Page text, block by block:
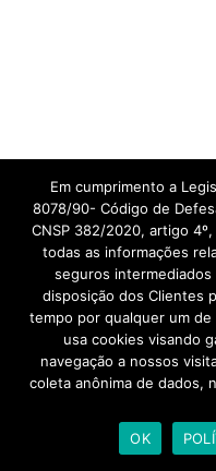
Em cumprimento a
8078/90- Código de
CNSP 382/2020, artigo 4º,
todas as informações
seguros
disposição dos Clientes
tempo por qualquer um
usa cookies visando
navegação a nossos
coleta anônima de dados,
OK